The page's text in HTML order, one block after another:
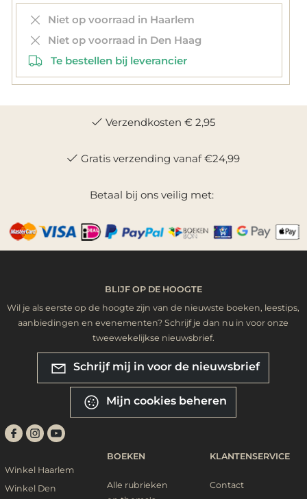
Niet op voorraad in Haarlem
Niet op voorraad in Den Haag
Te bestellen bij leverancier
Verzendkosten € 2,95
Gratis verzending vanaf €24,99
Betaal bij ons veilig met:
BLIJF OP DE HOOGTE
Wil je als eerste op de hoogte zijn van de nieuwste boeken, leestips,
aanbiedingen en evenementen? Schrijf je dan nu in voor onze
tweewekelijkse nieuwsbrief.
Schrijf mij in voor de nieuwsbrief
Mijn cookies beheren
Winkel Haarlem
Winkel Den
BOEKEN
Alle rubrieken
KLANTENSERVICE
Contact